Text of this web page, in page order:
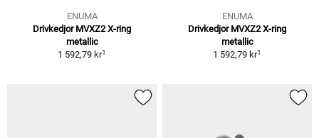
ENUMA
Drivkedjor MVXZ2 X-ring
metallic
1 592,79 kr1
ENUMA
Drivkedjor MVXZ2 X-ring
metallic
1 592,79 kr1